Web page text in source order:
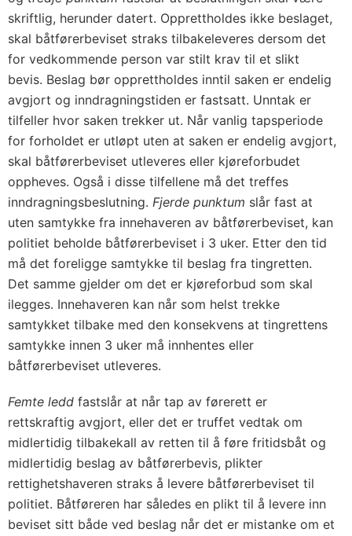
skriftlig, herunder datert. Opprettholdes ikke beslaget,
skal båtførerbeviset straks tilbakeleveres dersom det
for vedkommende person var stilt krav til et slikt
bevis. Beslag bør opprettholdes inntil saken er endelig
avgjort og inndragningstiden er fastsatt. Unntak er
tilfeller hvor saken trekker ut. Når vanlig tapsperiode
for forholdet er utløpt uten at saken er endelig avgjort,
skal båtførerbeviset utleveres eller kjøreforbudet
oppheves. Også i disse tilfellene må det treffes
inndragningsbeslutning. Fjerde punktum slår fast at
uten samtykke fra innehaveren av båtførerbeviset, kan
politiet beholde båtførerbeviset i 3 uker. Etter den tid
må det foreligge samtykke til beslag fra tingretten.
Det samme gjelder om det er kjøreforbud som skal
ilegges. Innehaveren kan når som helst trekke
samtykket tilbake med den konsekvens at tingrettens
samtykke innen 3 uker må innhentes eller
båtførerbeviset utleveres.
Femte ledd fastslår at når tap av førerett er
rettskraftig avgjort, eller det er truffet vedtak om
midlertidig tilbakekall av retten til å føre fritidsbåt og
midlertidig beslag av båtførerbevis, plikter
rettighetshaveren straks å levere båtførerbeviset til
politiet. Båtføreren har således en plikt til å levere inn
beviset sitt både ved beslag når det er mistanke om et